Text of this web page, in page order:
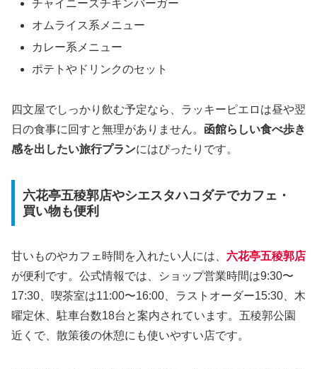
チャイニーズチキンバーガー
オムライス系メニュー
カレー系メニュー
ポテトやドリンクのセット
四文屋でしっかり飲む予定なら、ラッキーピエロは昼や翌
日の食事に回すと無理がありません。 函館らしい食べ歩き
感を出したい旅行プランにはぴったりです。
六花亭五稜郭店やシエスタハコダテでカフェ・
買い物も便利
甘いものやカフェ時間を入れたい人には、 六花亭五稜郭店
が便利です。公式情報では、ショップ営業時間は9:30〜
17:30、喫茶室は11:00〜16:00、ラストオーダー15:30、木
曜定休、駐車台数18台と案内されています。五稜郭公園
近くで、散策後の休憩にも使いやすい店です。